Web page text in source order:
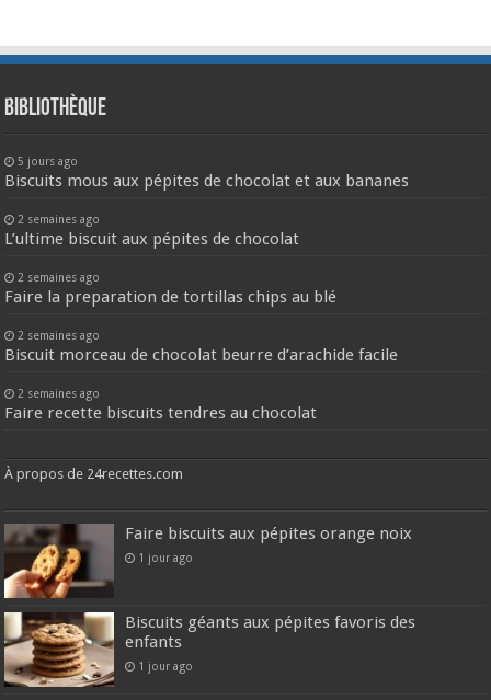
Bibliothèque
5 jours ago
Biscuits mous aux pépites de chocolat et aux bananes
2 semaines ago
L’ultime biscuit aux pépites de chocolat
2 semaines ago
Faire la preparation de tortillas chips au blé
2 semaines ago
Biscuit morceau de chocolat beurre d’arachide facile
2 semaines ago
Faire recette biscuits tendres au chocolat
À propos de 24recettes.com
Faire biscuits aux pépites orange noix
1 jour ago
Biscuits géants aux pépites favoris des
enfants
1 jour ago